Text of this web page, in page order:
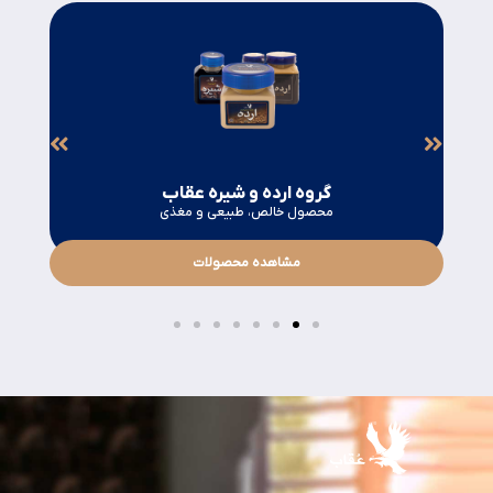
گروه ارده و شیره عقاب
محصول خالص، طبیعی و مغذی
مشاهده محصولات